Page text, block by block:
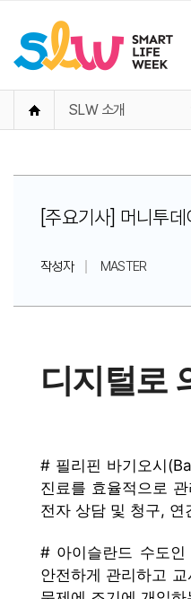
SLW 소개
[주요기사] 머니투
작성자 MASTER
디지털로
# 필리핀 바기오시
진료를 효율적으로
전자 상담 및 청구,
# 아이슬란드 수도
안전하게 관리하고